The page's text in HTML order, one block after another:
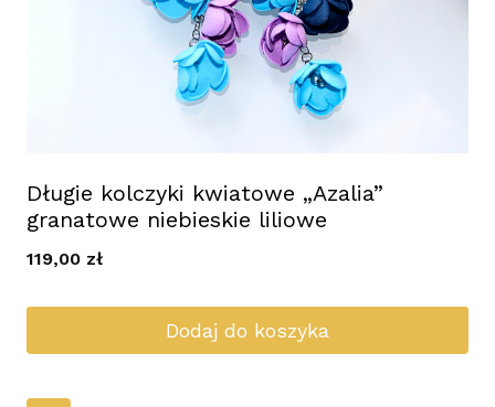
Długie kolczyki kwiatowe „Azalia”
granatowe niebieskie liliowe
119,00 zł
Dodaj do koszyka